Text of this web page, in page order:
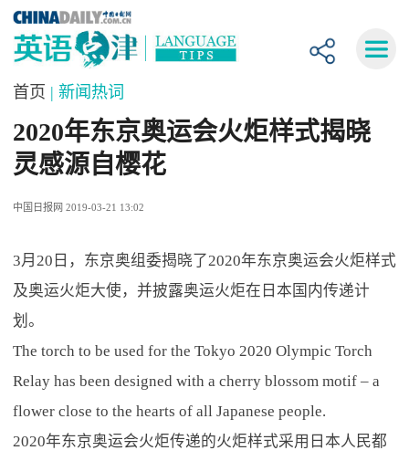
首页 | 新闻热词
2020年东京奥运会火炬样式揭晓
灵感源自樱花
中国日报网 2019-03-21 13:02
3月20日，东京奥组委揭晓了2020年东京奥运会火炬样式
及奥运火炬大使，并披露奥运火炬在日本国内传递计
划。
The torch to be used for the Tokyo 2020 Olympic Torch
Relay has been designed with a cherry blossom motif – a
flower close to the hearts of all Japanese people.
2020年东京奥运会火炬传递的火炬样式采用日本人民都